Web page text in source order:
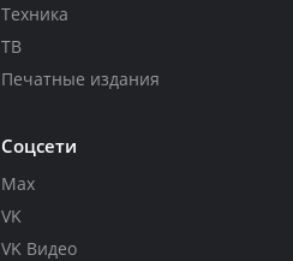
Техника
ТВ
Печатные издания
Соцсети
Max
VK
VK Видео